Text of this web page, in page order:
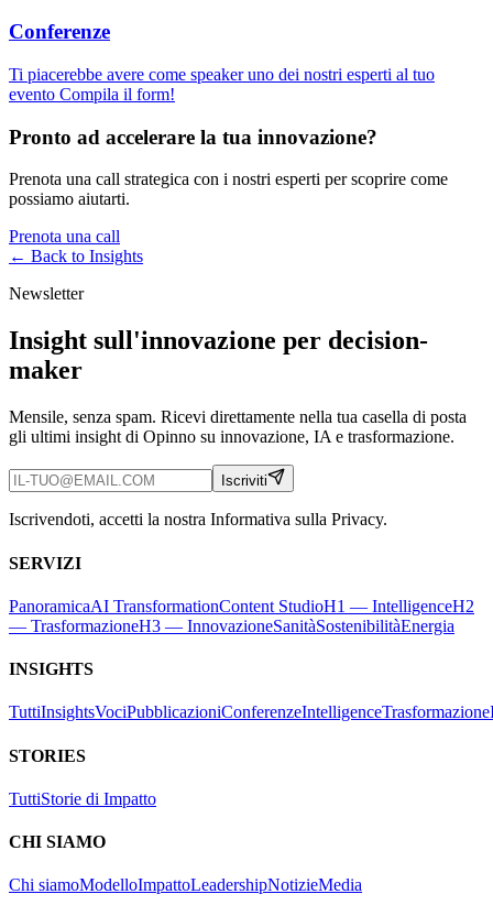
Conferenze
Ti piacerebbe avere come speaker uno dei nostri esperti al tuo
evento Compila il form!
Pronto ad accelerare la tua innovazione?
Prenota una call strategica con i nostri esperti per scoprire come
possiamo aiutarti.
Prenota una call
← Back to Insights
Newsletter
Insight sull'innovazione per decision-
maker
Mensile, senza spam. Ricevi direttamente nella tua casella di posta
gli ultimi insight di Opinno su innovazione, IA e trasformazione.
Iscriviti
Iscrivendoti, accetti la nostra Informativa sulla Privacy.
SERVIZI
PanoramicaAI TransformationContent StudioH1 — IntelligenceH2
— TrasformazioneH3 — InnovazioneSanitàSostenibilitàEnergia
INSIGHTS
TuttiInsightsVociPubblicazioniConferenzeIntelligenceTrasformazione
STORIES
TuttiStorie di Impatto
CHI SIAMO
Chi siamoModelloImpattoLeadershipNotizieMedia